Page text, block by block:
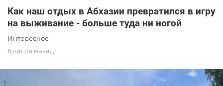
Как наш отдых в Абхазии превратился в игру
на выживание - больше туда ни ногой
Интересное
6 часов назад